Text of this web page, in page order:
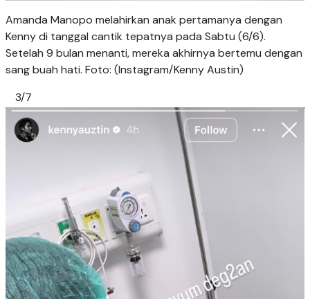
Amanda Manopo melahirkan anak pertamanya dengan
Kenny di tanggal cantik tepatnya pada Sabtu (6/6).
Setelah 9 bulan menanti, mereka akhirnya bertemu dengan
sang buah hati. Foto: (Instagram/Kenny Austin)
3/7